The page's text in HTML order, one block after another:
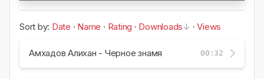
Sort by: Date · Name · Rating · Downloads ·Views
Амхадов Алихан - Черное знамя 00:32